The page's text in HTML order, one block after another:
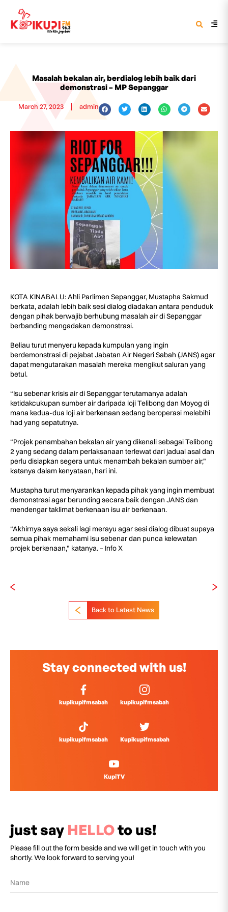
Masalah bekalan air, berdialog lebih baik dari
demonstrasi – MP Sepanggar
March 27, 2023 admin
KOTA KINABALU: Ahli Parlimen Sepanggar, Mustapha Sakmud
berkata, adalah lebih baik sesi dialog diadakan antara penduduk
dengan pihak berwajib berhubung masalah air di Sepanggar
berbanding mengadakan demonstrasi.
Beliau turut menyeru kepada kumpulan yang ingin
berdemonstrasi di pejabat Jabatan Air Negeri Sabah (JANS) agar
dapat mengutarakan masalah mereka mengikut saluran yang
betul.
“Isu sebenar krisis air di Sepanggar terutamanya adalah
ketidakcukupan sumber air daripada loji Telibong dan Moyog di
mana kedua-dua loji air berkenaan sedang beroperasi melebihi
had yang sepatutnya.
“Projek penambahan bekalan air yang dikenali sebagai Telibong
2 yang sedang dalam perlaksanaan terlewat dari jadual asal dan
perlu disiapkan segera untuk menambah bekalan sumber air,”
katanya dalam kenyataan, hari ini.
Mustapha turut menyarankan kepada pihak yang ingin membuat
demonstrasi agar berunding secara baik dengan JANS dan
mendengar taklimat berkenaan isu air berkenaan.
“Akhirnya saya sekali lagi merayu agar sesi dialog dibuat supaya
semua pihak memahami isu sebenar dan punca kelewatan
projek berkenaan,” katanya. – Info X
Back to Latest News
Stay connected with us!
kupikupifmsabah kupikupifmsabah
kupikupifmsabah Kupikupifmsabah
KupiTV
just say HELLOto us!
Please fill out the form beside and we will get in touch with you
shortly. We look forward to serving you!